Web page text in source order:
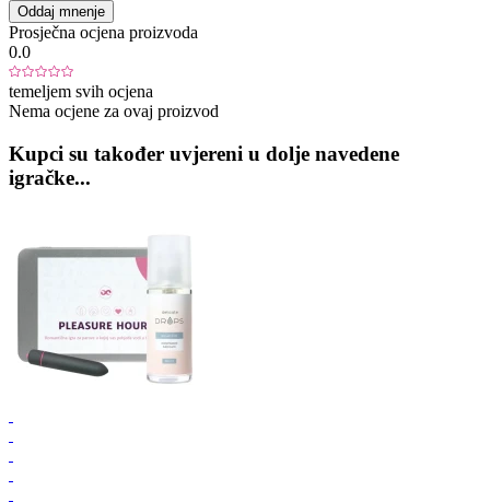
Oddaj mnenje
Prosječna ocjena proizvoda
0.0
temeljem svih ocjena
Nema ocjene za ovaj proizvod
Kupci su također uvjereni u dolje navedene
igračke...